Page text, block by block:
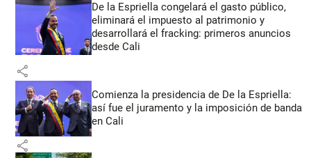
De la Espriella congelará el gasto público,
eliminará el impuesto al patrimonio y
desarrollará el fracking: primeros anuncios
desde Cali
share
Comienza la presidencia de De la Espriella:
así fue el juramento y la imposición de banda
en Cali
share